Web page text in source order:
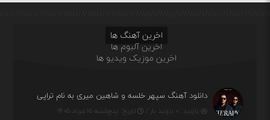
اخرین آهنگ ها
اخرین آلبوم ها
اخرین موزیک ویدیو ها
دانلود آهنگ سپهر خلسه و شاهین میری به نام تراپی
بازدید : ۰ بازدید بار / تاریخ : پنج‌شنبه ۱۵ مرداد ۱۴۰۵